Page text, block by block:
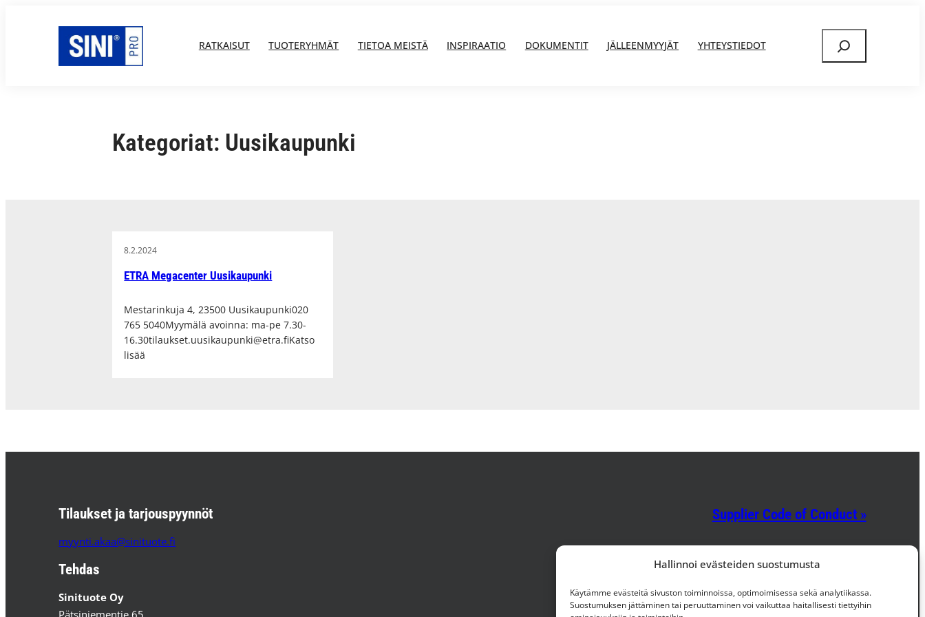
Hallinnoi evästeiden suostumusta
Käytämme evästeitä sivuston toiminnoissa, optimoimisessa sekä analytiikassa.
Suostumuksen jättäminen tai peruuttaminen voi vaikuttaa haitallisesti tiettyihin
RATKAISUT TUOTERYHMÄT TIETOA MEISTÄ INSPIRAATIO DOKUMENTIT JÄLLEENMYYJÄT YHTEYSTIEDOT
Kategoriat: Uusikaupunki
8.2.2024
ETRA Megacenter Uusikaupunki
Mestarinkuja 4, 23500 Uusikaupunki020
765 5040Myymälä avoinna: ma-pe 7.30-
16.30tilaukset.uusikaupunki@etra.fiKatso
lisää
Tilaukset ja tarjouspyynnöt
myynti.akaa@sinituote.fi
Tehdas
Sinituote Oy
Pätsiniementie 65
Supplier Code of Conduct »
Facebook Instagram